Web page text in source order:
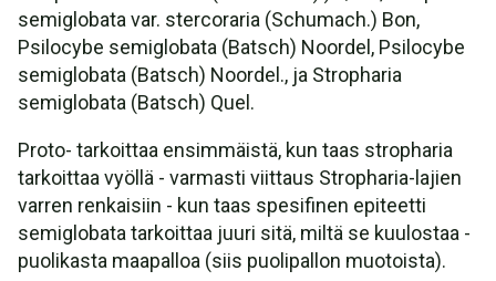
semiglobata var. stercoraria (Schumach.) Bon,
Psilocybe semiglobata (Batsch) Noordel, Psilocybe
semiglobata (Batsch) Noordel., ja Stropharia
semiglobata (Batsch) Quel.
Proto- tarkoittaa ensimmäistä, kun taas stropharia
tarkoittaa vyöllä - varmasti viittaus Stropharia-lajien
varren renkaisiin - kun taas spesifinen epiteetti
semiglobata tarkoittaa juuri sitä, miltä se kuulostaa -
puolikasta maapalloa (siis puolipallon muotoista).